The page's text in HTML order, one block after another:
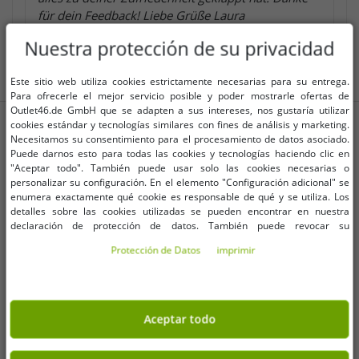
für dein Feedback! Liebe Grüße Laura
MÁS ARTÍCULOS CON DESCUENTO
-94%
Nuestra protección de su privacidad
Este sitio web utiliza cookies estrictamente necesarias para su entrega.
Para ofrecerle el mejor servicio posible y poder mostrarle ofertas de
Outlet46.de GmbH que se adapten a sus intereses, nos gustaría utilizar
cookies estándar y tecnologías similares con fines de análisis y marketing.
Necesitamos su consentimiento para el procesamiento de datos asociado.
Puede darnos esto para todas las cookies y tecnologías haciendo clic en
"Aceptar todo". También puede usar solo las cookies necesarias o
personalizar su configuración. En el elemento "Configuración adicional" se
enumera exactamente qué cookie es responsable de qué y se utiliza. Los
detalles sobre las cookies utilizadas se pueden encontrar en nuestra
declaración de protección de datos. También puede revocar su
encontrar en la impresión.Protección de Datos imprimir
Aceptar todo